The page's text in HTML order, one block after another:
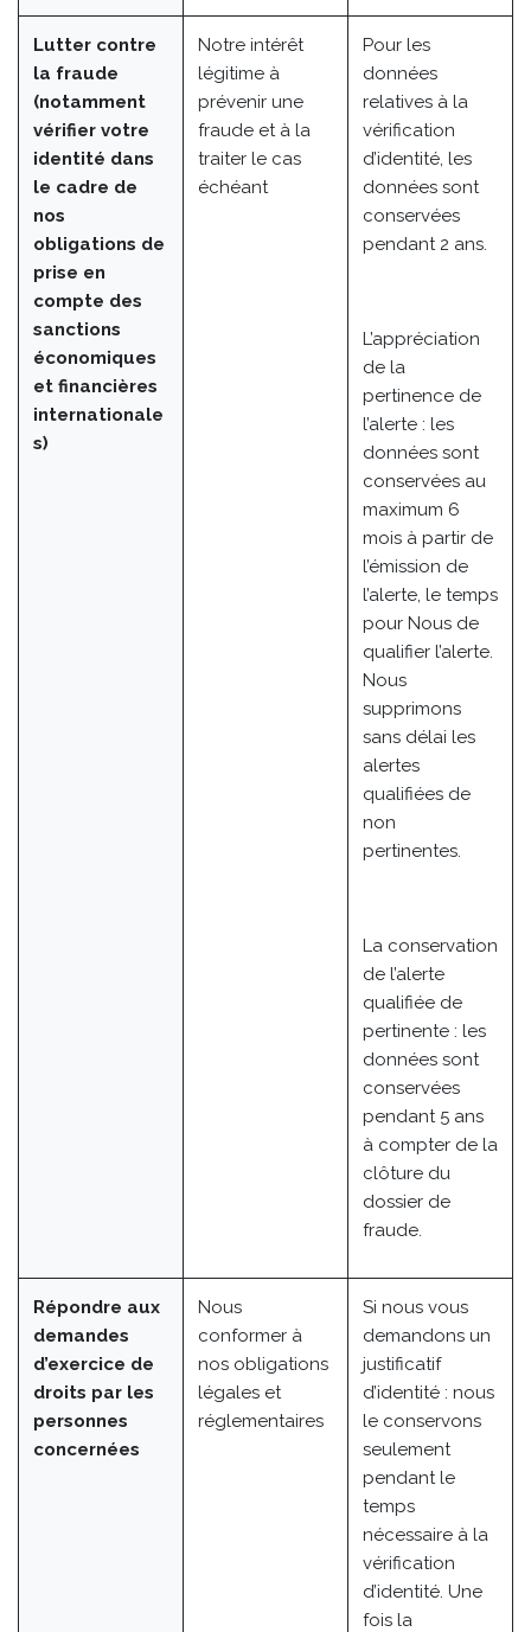
Lutter contre
la fraude
(notamment
vérifier votre
identité dans
le cadre de
nos
obligations de
prise en
compte des
sanctions
économiques
et financières
internationale
s)
Notre intérêt
légitime à
prévenir une
fraude et à la
traiter le cas
échéant
Pour les
données
relatives à la
vérification
d’identité, les
données sont
conservées
pendant 2 ans.
L’appréciation
de la
pertinence de
l’alerte : les
données sont
conservées au
maximum 6
mois à partir de
l’émission de
l’alerte, le temps
pour Nous de
qualifier l’alerte.
Nous
supprimons
sans délai les
alertes
qualifiées de
non
pertinentes.
La conservation
de l’alerte
qualifiée de
pertinente : les
données sont
conservées
pendant 5 ans
à compter de la
clôture du
dossier de
fraude.
Répondre aux
demandes
d’exercice de
droits par les
personnes
concernées
Nous
conformer à
nos obligations
légales et
réglementaires
Si nous vous
demandons un
justificatif
d’identité : nous
le conservons
seulement
pendant le
temps
nécessaire à la
vérification
d’identité. Une
fois la